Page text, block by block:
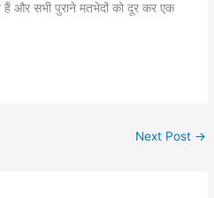
हैं और सभी पुराने मतभेदों को दूर कर एक
Next Post →